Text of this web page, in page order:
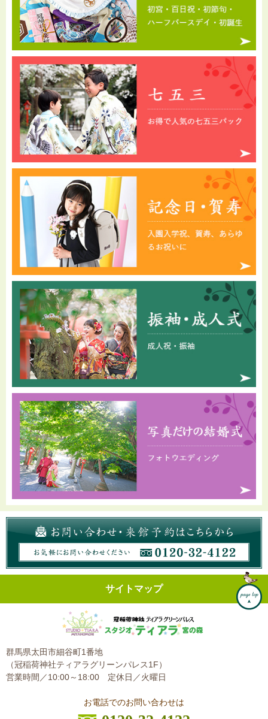
サイトマップ
群馬県太田市細谷町1番地
（冠稲荷神社ティアラグリーンパレス1F）
営業時間／10:00～18:00 定休日／火曜日
お電話でのお問い合わせは